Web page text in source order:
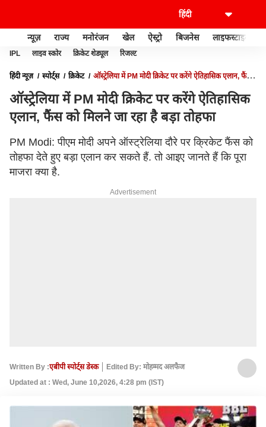
न्यूज़ राज्य मनोरंजन खेल ऐस्ट्रो बिजनेस लाइफस्टाइल
IPL लाइव स्कोर क्रिकेट शेड्यूल रिजल्ट
हिंदी न्यूज़ स्पोर्ट्स क्रिकेट
ऑस्ट्रेलिया में PM मोदी क्रिकेट पर करेंगे ऐतिहासिक एलान, फैंस
ऑस्ट्रेलिया में PM मोदी क्रिकेट पर करेंगे ऐतिहासिक
एलान, फैंस को मिलने जा रहा है बड़ा तोहफा
PM Modi: पीएम मोदी अपने ऑस्ट्रेलिया दौरे पर क्रिकेट फैंस को
तोहफा देते हुए बड़ा एलान कर सकते हैं. तो आइए जानते हैं कि पूरा
माजरा क्या है.
Advertisement
Written By :एबीपी स्पोर्ट्स डेस्क
Edited By: मोहम्मद अलफैज
Updated at : Wed, June 10,2026, 4:28 pm (IST)